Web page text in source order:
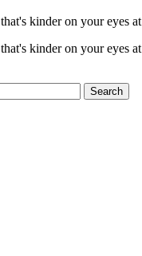
kinder on your eyes
kinder on your eyes
Search